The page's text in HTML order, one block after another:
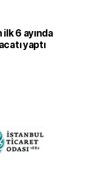
ilk 6 ayında
yaptı